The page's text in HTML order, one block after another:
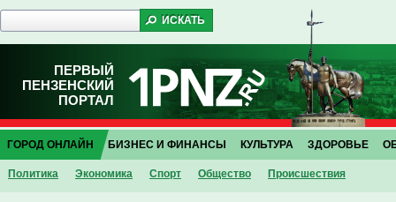
ПЕРВЫЙ
ПЕНЗЕНСКИЙ
ПОРТАЛ
ГОРОД ОНЛАЙН
Политика Экономика Спорт Общество Проиcшествия
БИЗНЕС И ФИНАНСЫ КУЛЬТУРА ЗДОРОВЬЕ